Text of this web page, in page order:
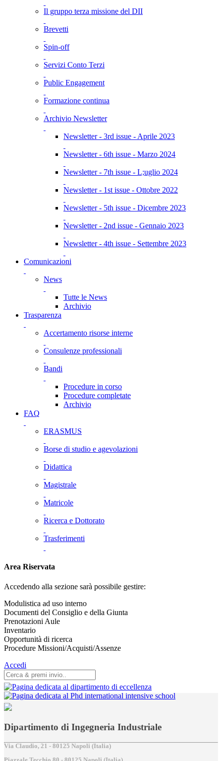
Il gruppo terza missione del DII
Brevetti
Spin-off
Servizi Conto Terzi
Public Engagement
Formazione continua
Archivio Newsletter
Newsletter - 3rd issue - Aprile 2023
Newsletter - 6th issue - Marzo 2024
Newsletter - 7th issue - L;uglio 2024
Newsletter - 1st issue - Ottobre 2022
Newsletter - 5th issue - Dicembre 2023
Newsletter - 2nd issue - Gennaio 2023
Newsletter - 4th issue - Settembre 2023
Comunicazioni
News
Tutte le News
Archivio
Trasparenza
Accertamento risorse interne
Consulenze professionali
Bandi
Procedure in corso
Procedure completate
Archivio
FAQ
ERASMUS
Borse di studio e agevolazioni
Didattica
Magistrale
Matricole
Ricerca e Dottorato
Trasferimenti
Area Riservata
Accedendo alla sezione sarà possibile gestire:
Modulistica ad uso interno
Documenti del Consiglio e della Giunta
Prenotazioni Aule
Inventario
Opportunità di ricerca
Procedure Missioni/Acquisti/Assenze
Accedi
Dipartimento di Ingegneria Industriale
Via Claudio, 21 - 80125 Napoli (Italia)